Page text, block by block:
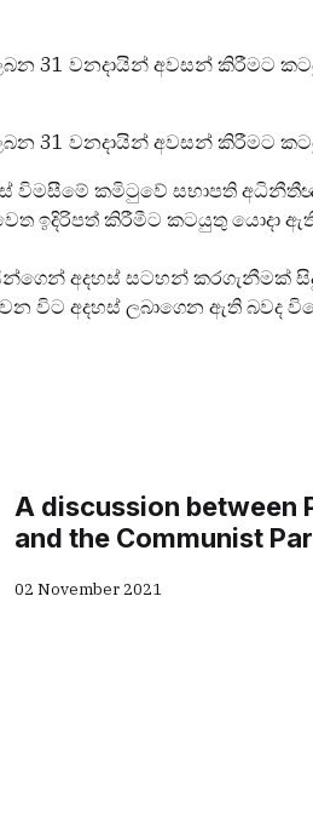
31 වනදායින් අවසන් කිරීමට
31 වනදායින් අවසන් කිරීමට
විමසීමේ කමිටුවේ සභාපති
ඉදිරිපත් කිරීමීට කටයුතු යොදා
අදහස් සටහන් කරගැනීමක්
විට අදහස් ලබාගෙන ඇති බවද
A discussion between
and the Communist
02 November 2021